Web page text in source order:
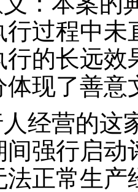
行过程中未
行的长远
体现了善意
经营的这
间强行启动
法正常生